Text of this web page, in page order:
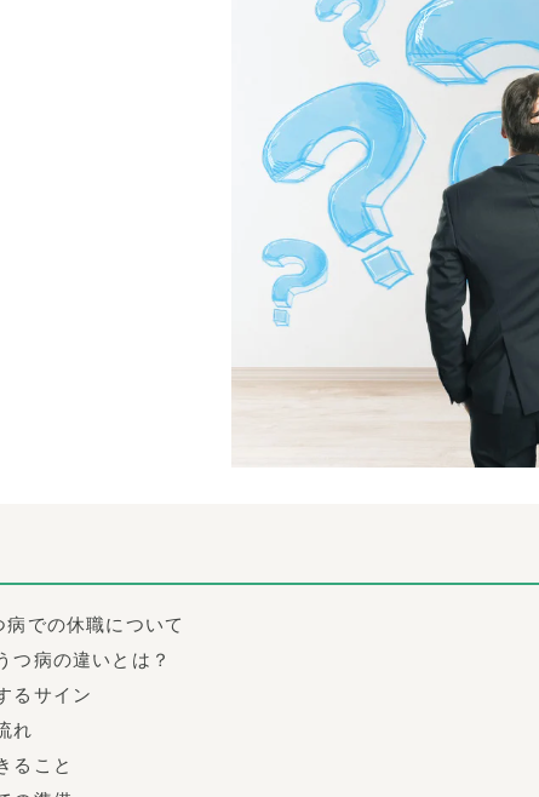
病での休職について
つ病の違いとは？
るサイン
れ
ること